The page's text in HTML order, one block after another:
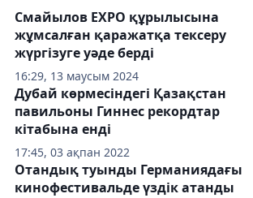
16:29, 13 маусым 2024
Смайылов EXPO құрылысына
жұмсалған қаражатқа тексеру
жүргізуге уәде берді
17:45, 03 ақпан 2022
Дубай көрмесіндегі Қазақстан
павильоны Гиннес рекордтар
кітабына енді
Отандық туынды Германиядағы
кинофестивальде үздік атанды